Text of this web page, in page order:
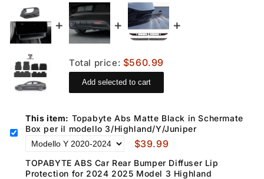
Total price: $560.99
Add selected to cart
This item: Topabyte Abs Matte Black in Schermate
Box per il modello 3/Highland/Y/Juniper
$39.99
TOPABYTE ABS Car Rear Bumper Diffuser Lip
Protection for 2024 2025 Model 3 Highland